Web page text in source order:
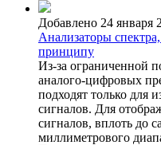
Добавлено 24 января
Анализаторы
принципу
Из-за ограниченной
аналого-цифровых
подходят только для
сигналов. Для
сигналов, вплоть до
миллиметрового